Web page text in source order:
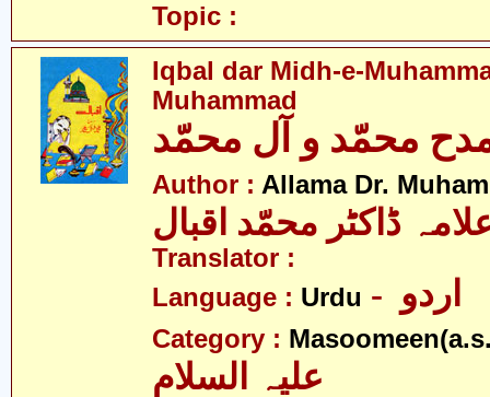
Topic :
Iqbal dar Midh-e-
Muhammad
Author : Allama Dr.
ڈاکٹر محمّد اقبال
Translator :
Language : Urdu
Category :